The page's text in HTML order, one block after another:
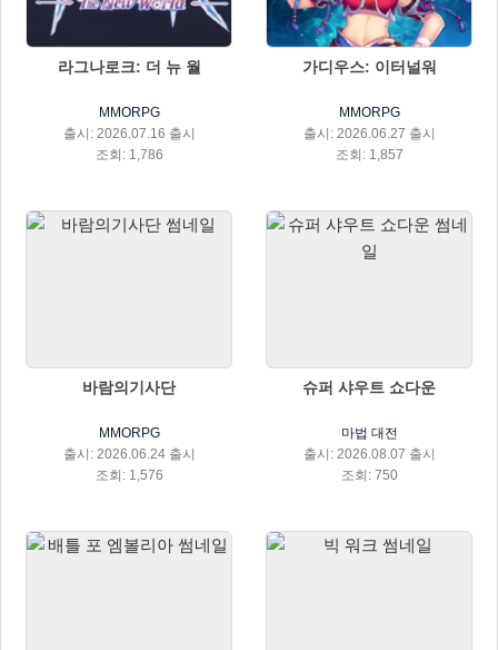
라그나로크: 더 뉴 월
MMORPG
출시: 2026.07.16 출시
조회: 1,786
가디우스: 이터널워
MMORPG
출시: 2026.06.27 출시
조회: 1,857
바람의기사단
MMORPG
출시: 2026.06.24 출시
조회: 1,576
슈퍼 샤우트 쇼다운
마법 대전
출시: 2026.08.07 출시
조회: 750